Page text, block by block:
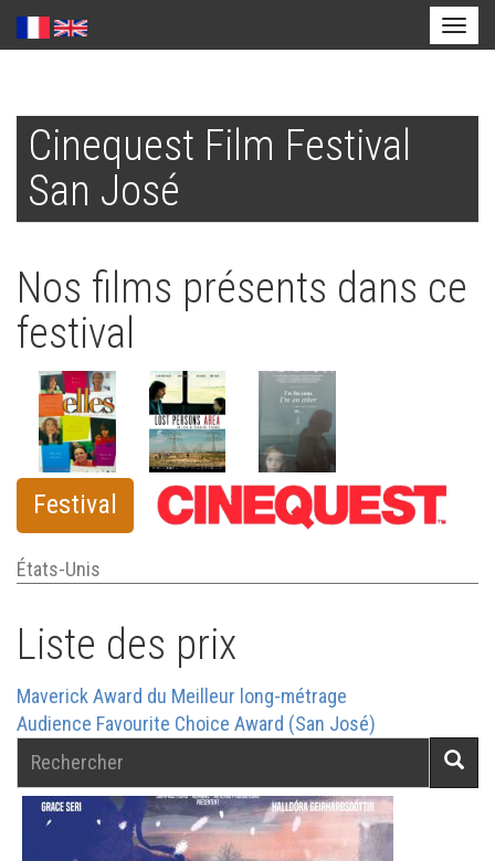
contenu
principal
Cinequest Film Festival
San José
Nos films présents dans ce
festival
Festival
États-Unis
Liste des prix
Maverick Award du Meilleur long-métrage
Audience Favourite Choice Award (San José)